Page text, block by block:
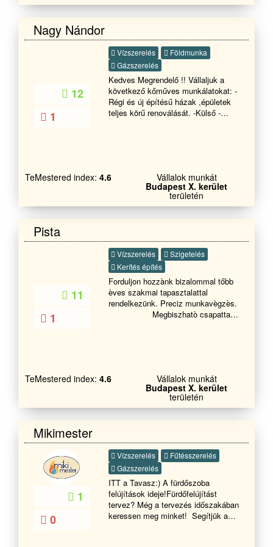
Nagy Nándor
12
1
Vízszerelés
Földmunka
Gázszerelés
Kedves Megrendelő !! Vállaljuk a
következő kőműves munkálatokat: -
Régi és új építésű házak ,épületek
teljes körű renoválását. -Külső -
járó szükséges munkálatokat. -
Garázsok és egyéb melléképületek
építését. -Pergolák,pavilonok
gyártását. - Fűvágás bozott irtást
,gyepesítést) - Ereszcsatorna
takaritást !!!!!!!
TeMestered index: 4.6 Vállalok munkát
Budapest X. kerület
területén
Pista
11
1
Vízszerelés
Szigetelés
Kerítés építés
Forduljon hozzànk bizalommal tőbb
èves szakmai tapasztalattal
rendelkezünk. Preciz munkavègzès.
Megbiszhatò csapattal
TeMestered index: 4.6 Vállalok munkát
Budapest X. kerület
területén
Mikimester
1
0
Vízszerelés
Fűtésszerelés
Gázszerelés
ITT a Tavasz:) A fürdőszoba
felújítások ideje!Fürdőfelújítást
tervez? Még a tervezés időszakában
keressen meg minket! Segítjük az